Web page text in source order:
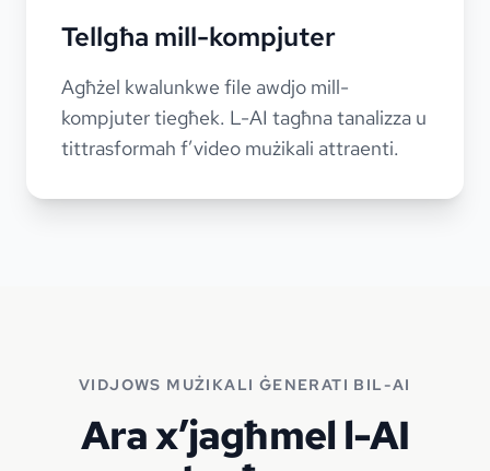
Tellgħa mill-kompjuter
Agħżel kwalunkwe file awdjo mill-
kompjuter tiegħek. L-AI tagħna tanalizza u
tittrasformah f’video mużikali attraenti.
VIDJOWS MUŻIKALI ĠENERATI BIL-AI
Ara x’jagħmel l-AI